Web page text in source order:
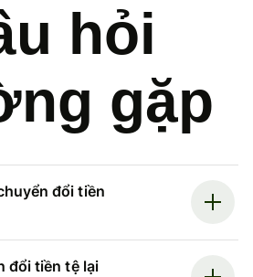
hỏi
gặp
đổi tiền
đổi tiền tệ lại